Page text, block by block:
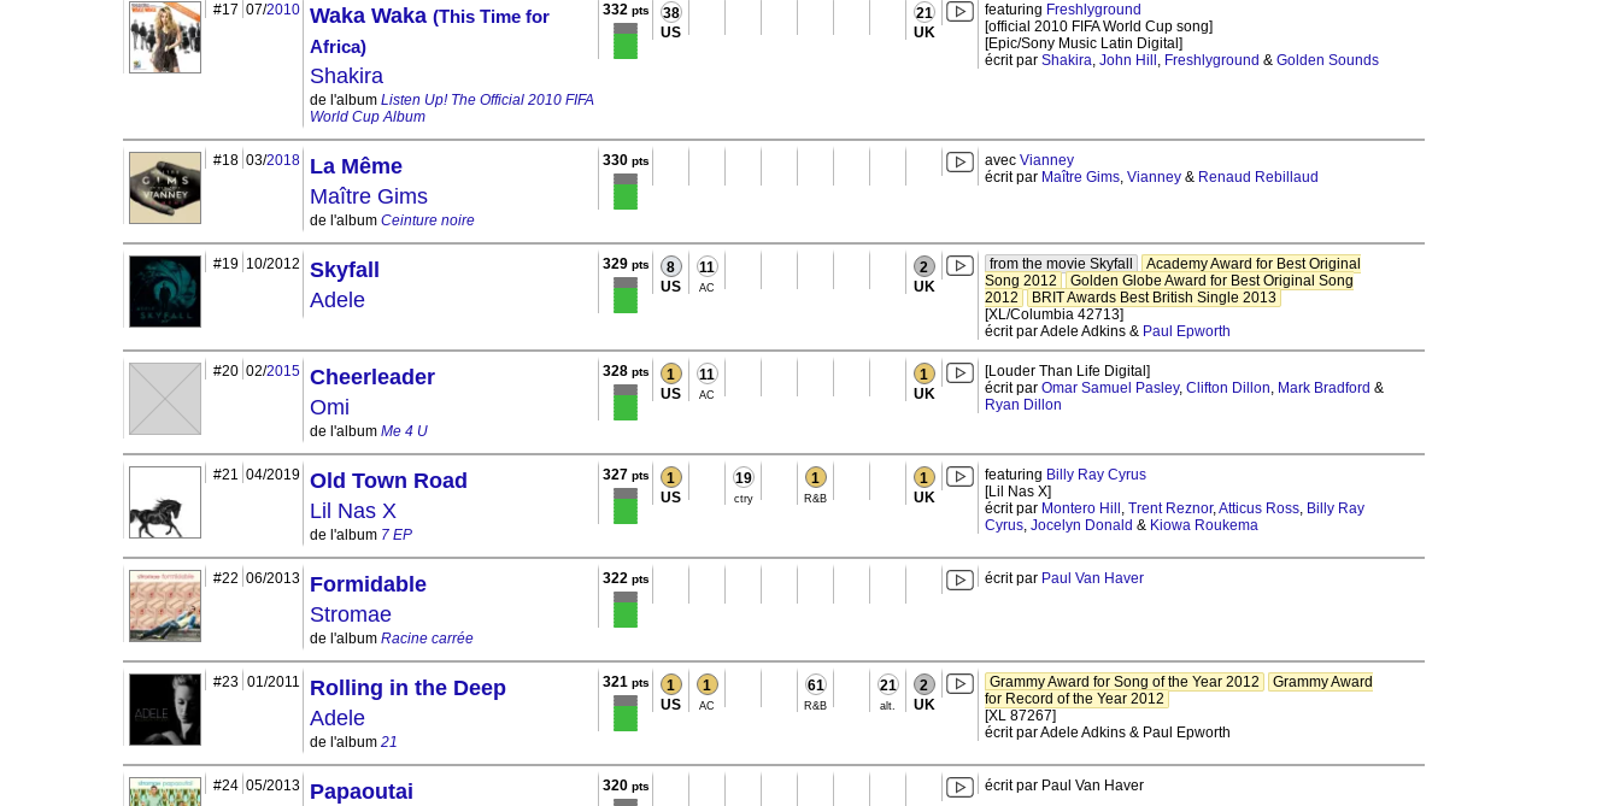
#17 07/2010 Waka Waka (This Time for
Africa)
Shakira
de l'album Listen Up! The Official 2010 FIFA
World Cup Album
332 pts 38
US
21
UK
featuring Freshlyground
[official 2010 FIFA World Cup song]
[Epic/Sony Music Latin Digital]
écrit par Shakira, John Hill , Freshlyground & Golden Sounds
#18 03/2018
La Même
Maître Gims
de l'album Ceinture noire
330pts avec Vianney
écrit par Maître Gims, Vianney & Renaud Rebillaud
#19 10/2012
Skyfall
Adele
329pts 8
US
11
AC
2
UK
from the movie Skyfall
Academy Award for Best Original
Song 2012
Golden Globe Award for Best Original Song
2012
BRIT Awards Best British Single 2013
[XL/Columbia 42713]
écrit par Adele Adkins & Paul Epworth
#20 02/2015 Cheerleader
Omi
de l'album Me 4 U
328pts 1
US
11
AC
1
UK
[Louder Than Life Digital]
écrit par Omar Samuel Pasley, Clifton Dillon, Mark Bradford &
Ryan Dillon
#21 04/2019 Old Town Road
Lil Nas X
de l'album 7 EP
327 pts 1
US
19
ctry
1
R&B
1
UK
featuring Billy Ray Cyrus
[Lil Nas X]
écrit par Montero Hill , Trent Reznor,Atticus Ross, Billy Ray
Cyrus, Jocelyn Donald & Kiowa Roukema
#22 06/2013
Formidable
Stromae
de l'album Racine carrée
322 pts écrit par Paul Van Haver
#23 01/2011
Rolling in the Deep
Adele
de l'album 21
321 pts 1
US
1
AC
61
R&B
21
alt.
2
UK
Grammy Award for Song of the Year 2012
Grammy Award
for Record of the Year 2012
[XL 87267]
écrit par Adele Adkins & Paul Epworth
#24 05/2013
Papaoutai
320pts écrit par Paul Van Haver